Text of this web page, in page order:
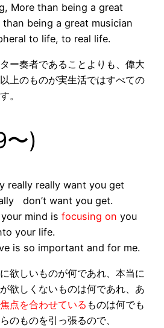
More than being a great
being a great musician
to life, to real life.
ー奏者であることよりも、偉大
上のものが実生活ではすべての
。
〜)
really really want you get
don’t want you get.
mind is focusing on you
your life.
is so important and for me.
欲しいものが何であれ、本当に
欲しくないものは何であれ、あ
焦点を合わせている ものは何でも
のものを引っ張るので、